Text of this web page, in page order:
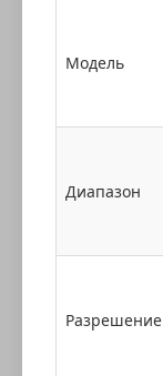
Модель
Диапазон
Разрешение